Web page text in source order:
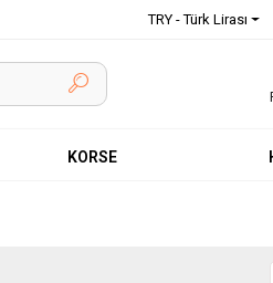
TRY - Türk Lirası
KORSE